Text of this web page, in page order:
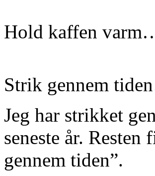
Hold kaffen
Strik gennem
Jeg har strikket
seneste år.
gennem tiden”.